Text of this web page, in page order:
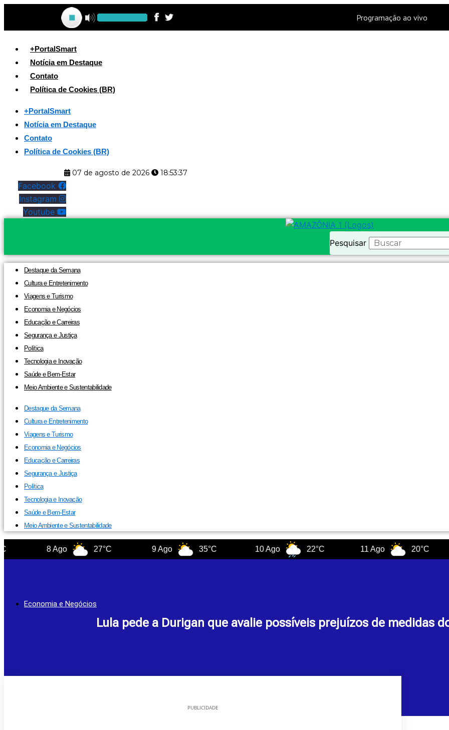
Ir
o
conteúdo+PortalSmart
Notícia em Destaque
Contato
Política de Cookies (BR)
+PortalSmart
Notícia em Destaque
Contato
Política de Cookies (BR)
07 de agosto de 2026 18:53:38
Facebook
Instagram
Youtube
Pesquisar
Destaque da Semana
Cultura e Entretenimento
Viagens e Turismo
Economia e Negócios
Educação e Carreiras
Segurança e Justiça
Política
Tecnologia e Inovação
Saúde e Bem-Estar
Meio Ambiente e Sustentabilidade
Destaque da Semana
Cultura e Entretenimento
Viagens e Turismo
Economia e Negócios
Educação e Carreiras
Segurança e Justiça
Política
Tecnologia e Inovação
Saúde e Bem-Estar
Meio Ambiente e Sustentabilidade
27°C 35°C 22°C 20°C
Economia e Negócios
Lula pede a Durigan que avalie possíveis prejuízos de medidas
PUBLICIDADE